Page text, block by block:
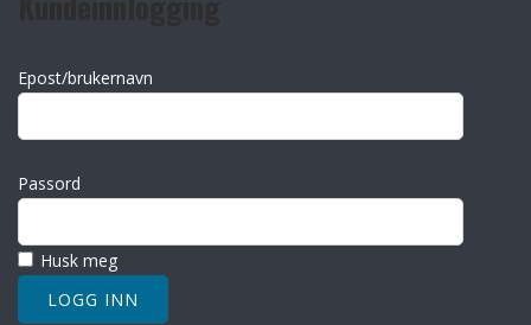
Epost/brukernavn
Passord
Husk meg